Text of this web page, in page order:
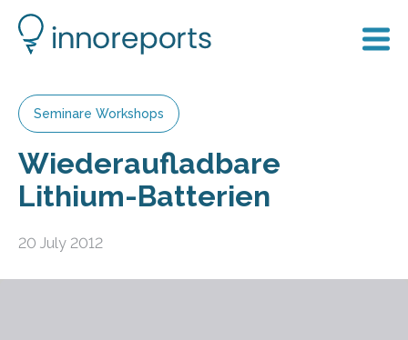
Seminare Workshops
Wiederaufladbare
Lithium-Batterien
20 July 2012